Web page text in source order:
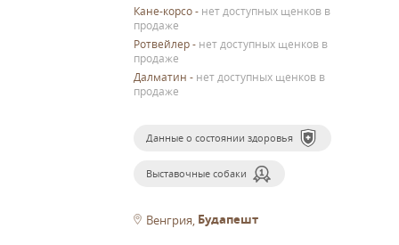
Кане-корсо- нет доступных щенков в
продаже
Ротвейлер- нет доступных щенков в
продаже
Далматин - нет доступных щенков в
продаже
Данные о состоянии здоровья
Выставочные собаки
Венгрия Будапешт